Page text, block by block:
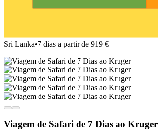
Sri Lanka•7 dias a partir de 919 €
Viagem de Safari de 7 Dias ao Kruger